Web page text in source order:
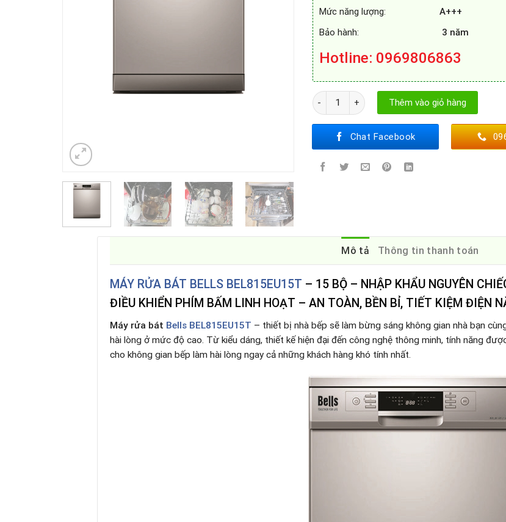
Mức năng lượng: A+++
Bảo hành:
3 năm
Hotline: 0969806863
MÁY RỬA BÁT BELLS BEL815EU15T số lượng
Thêm vào giỏ hàng
Chat Facebook
Mô tả Thông tin thanh toán
MÁY RỬA BÁT BELLS BEL815EU15T – 15 BỘ – NHẬP KHẨU NGUYÊN
ĐIỀU KHIỂN PHÍM BẤM LINH HOẠT – AN TOÀN, BỀN BỈ, TIẾT KIỆM ĐIỆN
Máy rửa bát Bells BEL815EU15T – thiết bị nhà bếp sẽ làm bừng sáng không gian nhà bạn
hài lòng ở mức độ cao. Từ kiểu dáng, thiết kế hiện đại đến công nghệ thông minh, tính năng
cho không gian bếp làm hài lòng ngay cả những khách hàng khó tính nhất.